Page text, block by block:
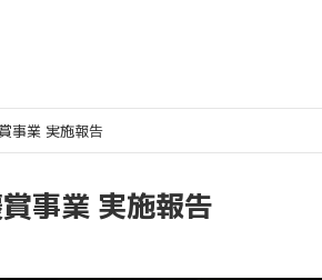
事業 実施報告
事業 実施報告